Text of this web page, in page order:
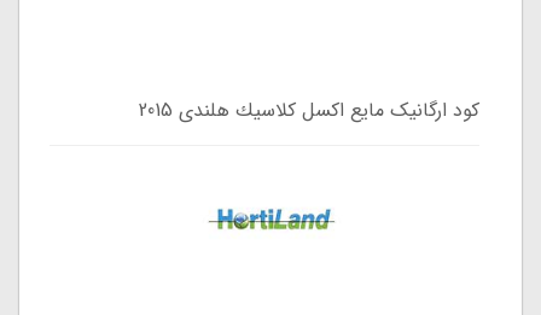
کود ارگانیک مایع اكسل كلاسيك هلندی 2015